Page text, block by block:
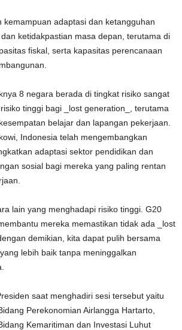
kemampuan adaptasi dan ketangguhan
ketidakpastian masa depan, terutama di
fiskal, serta kapasitas perencanaan
8 negara berada di tingkat risiko sangat
tinggi bagi _lost generation_, terutama
belajar dan lapangan pekerjaan.
Indonesia telah mengembangkan
adaptasi sektor pendidikan dan
sosial bagi mereka yang paling rentan
lain yang menghadapi risiko tinggi. G20
mereka memastikan tidak ada _lost
demikian, kita dapat pulih bersama
lebih baik tanpa meninggalkan
saat menghadiri sesi tersebut yaitu
Perekonomian Airlangga Hartarto,
Kemaritiman dan Investasi Luhut